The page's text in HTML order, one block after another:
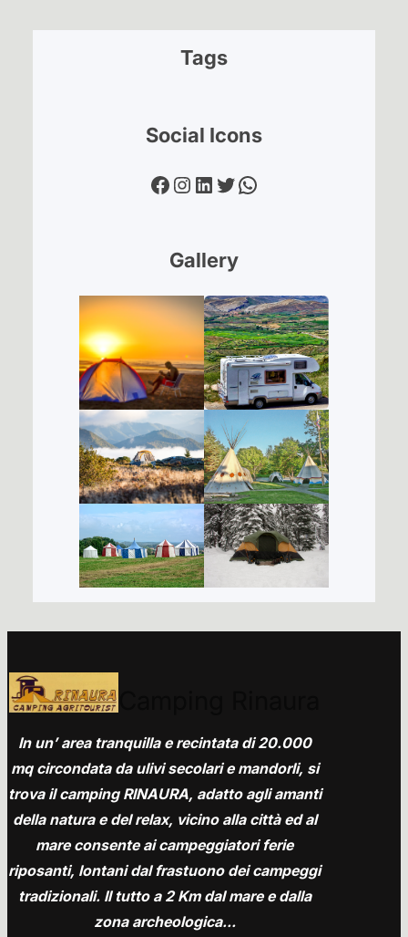
Tags
Social Icons
Facebook Instagram LinkedIn Twitter WhatsApp
Gallery
In un’ area tranquilla e recintata di 20.000
mq circondata da ulivi secolari e mandorli, si
trova il camping RINAURA, adatto agli amanti
della natura e del relax, vicino alla città ed al
mare consente ai campeggiatori ferie
riposanti, lontani dal frastuono dei campeggi
tradizionali. Il tutto a 2 Km dal mare e dalla
zona archeologica…